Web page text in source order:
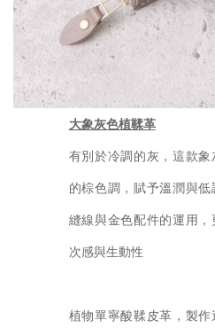
大象灰色植鞣革
有別於冷調的灰，這款
的棕色調，賦予溫潤與
縫線與金色配件的運用
次感與生動性
植物單寧酸鞣皮革，製